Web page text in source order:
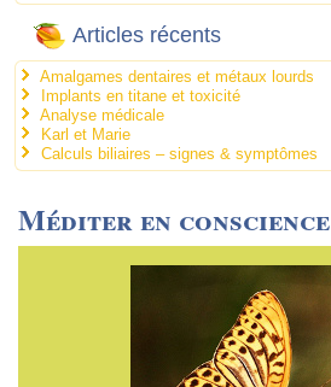
Articles récents
Amalgames dentaires et métaux lourds
Implants en titane et toxicité
Analyse médicale
Karl et Marie
Calculs biliaires – signes & symptômes
Méditer en conscience